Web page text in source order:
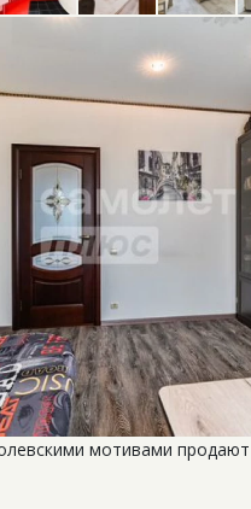
мотивами